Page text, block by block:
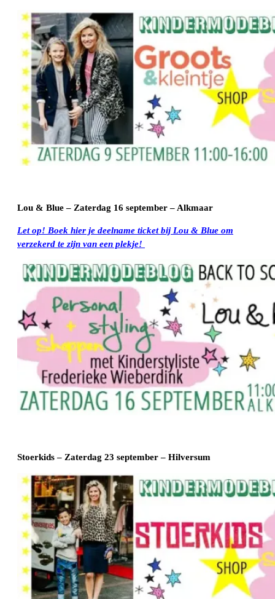
Lou & Blue – Zaterdag 16 september – Alkmaar
Let op! Boek hier je deelname ticket bij Lou & Blue om
verzekerd te zijn van een plekje!
Stoerkids – Zaterdag 23 september – Hilversum